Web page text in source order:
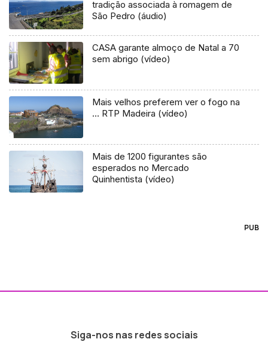
tradição associada à romagem de
São Pedro (áudio)
CASA garante almoço de Natal a 70
sem abrigo (vídeo)
Mais velhos preferem ver o fogo na
… RTP Madeira (vídeo)
Mais de 1200 figurantes são
esperados no Mercado
Quinhentista (vídeo)
PUB
Siga-nos nas redes sociais